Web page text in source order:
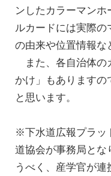
ンしたカラーマン
ルカードには実際
の由来や位置情報な
また、各自治体の
かけ」もあります
と思います。
※下水道広報プラッ
道協会が事務局とな
うべく、産学官が